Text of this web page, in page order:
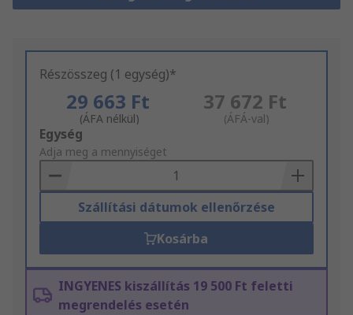
Részösszeg (1 egység)*
29 663 Ft
(ÁFA nélkül)
37 672 Ft
(ÁFÁ-val)
Add
to
Basket
Egység
Adja meg a mennyiséget
Szállítási dátumok ellenőrzése
Kosárba
INGYENES kiszállítás 19 500 Ft feletti
megrendelés esetén